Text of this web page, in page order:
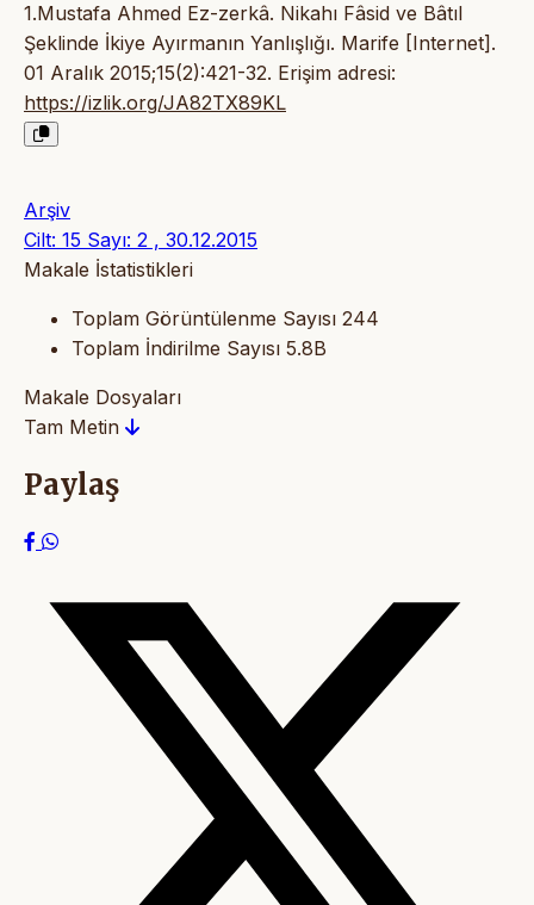
1.Mustafa Ahmed Ez-zerkâ. Nikahı Fâsid ve Bâtıl
Şeklinde İkiye Ayırmanın Yanlışlığı. Marife [Internet].
01 Aralık 2015;15(2):421-32. Erişim adresi:
https://izlik.org/JA82TX89KL
Arşiv
Cilt: 15 Sayı: 2 , 30.12.2015
Makale İstatistikleri
Toplam Görüntülenme Sayısı 244
Toplam İndirilme Sayısı 5.8B
Makale Dosyaları
Tam Metin
Paylaş